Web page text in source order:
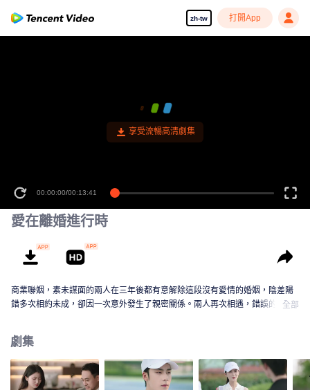
zh-tw 打開App
享受流暢高清劇集
00:00:00/00:13:41
愛在離婚進行時
商業聯姻，素未謀面的兩人在三年後都有意解除這段沒有愛情的婚姻，陰差陽
錯多次相約未成，卻因一次意外發生了親密關係。兩人再次相遇，錯誤的情感
全部
劇集